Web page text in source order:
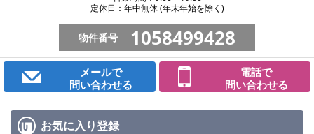
定休日：年中無休 (年末年始を除く)
物件番号 1058499428
メールで
問い合わせる
電話で
問い合わせる
お気に入り登録